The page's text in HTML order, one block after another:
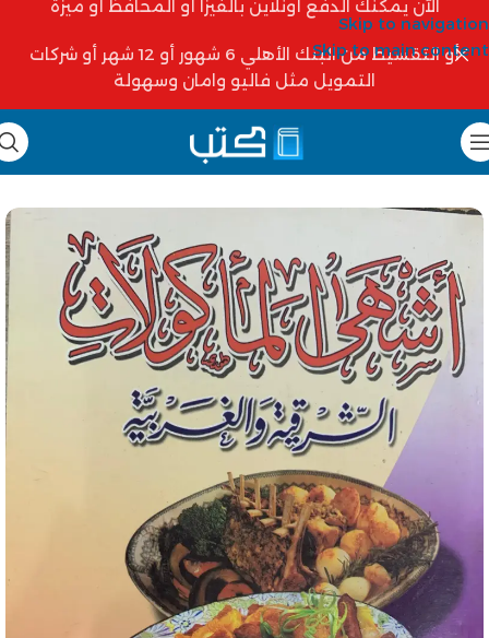
Skip to navigation
Skip to main content
الآن يمكنك الدفع أونلاين بالفيزا أو المحافظ أو ميزة
أو التقسيط من البنك الأهلي 6 شهور أو 12 شهر أو شركات
التمويل مثل فاليو وامان وسهولة